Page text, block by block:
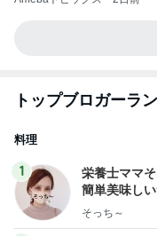
トップブロガーラ
料理
1
栄養士ママ
簡単美味し
献立
そっち～